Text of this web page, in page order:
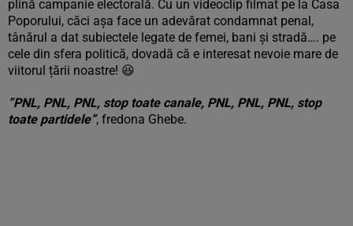
plină campanie electorală. Cu un videoclip filmat pe la Casa
Poporului, căci așa face un adevărat condamnat penal,
tânărul a dat subiectele legate de femei, bani și stradă…. pe
cele din sfera politică, dovadă că e interesat nevoie mare de
viitorul țării noastre! 😆
”PNL, PNL, PNL, stop toate canale, PNL, PNL, PNL, stop
toate partidele”, fredona Ghebe.